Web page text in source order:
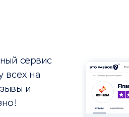
сервис
всех на
и